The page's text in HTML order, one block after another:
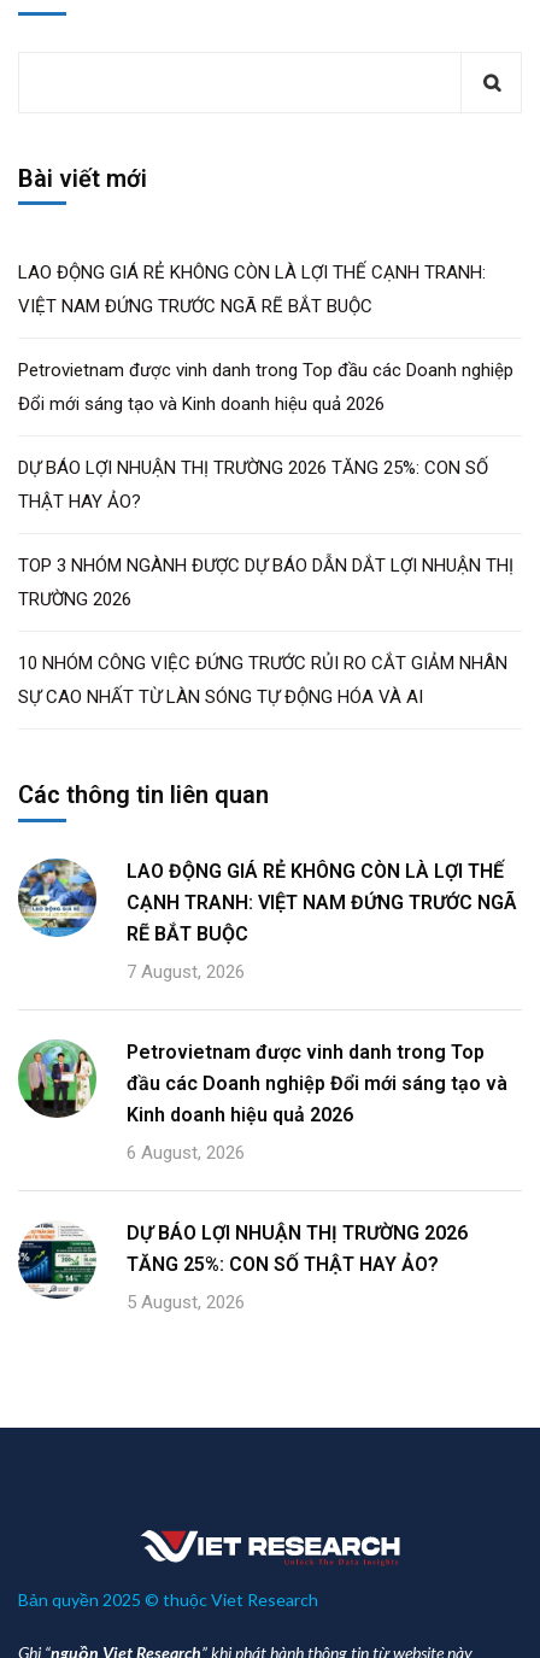
Bài viết mới
LAO ĐỘNG GIÁ RẺ KHÔNG CÒN LÀ LỢI THẾ CẠNH TRANH:
VIỆT NAM ĐỨNG TRƯỚC NGÃ RẼ BẮT BUỘC
Petrovietnam được vinh danh trong Top đầu các Doanh nghiệp
Đổi mới sáng tạo và Kinh doanh hiệu quả 2026
DỰ BÁO LỢI NHUẬN THỊ TRƯỜNG 2026 TĂNG 25%: CON SỐ
THẬT HAY ẢO?
TOP 3 NHÓM NGÀNH ĐƯỢC DỰ BÁO DẪN DẮT LỢI NHUẬN THỊ
TRƯỜNG 2026
10 NHÓM CÔNG VIỆC ĐỨNG TRƯỚC RỦI RO CẮT GIẢM NHÂN
SỰ CAO NHẤT TỪ LÀN SÓNG TỰ ĐỘNG HÓA VÀ AI
Các thông tin liên quan
LAO ĐỘNG GIÁ RẺ KHÔNG CÒN LÀ LỢI THẾ
CẠNH TRANH: VIỆT NAM ĐỨNG TRƯỚC NGÃ
RẼ BẮT BUỘC
7 August, 2026
Petrovietnam được vinh danh trong Top
đầu các Doanh nghiệp Đổi mới sáng tạo và
Kinh doanh hiệu quả 2026
6 August, 2026
DỰ BÁO LỢI NHUẬN THỊ TRƯỜNG 2026
TĂNG 25%: CON SỐ THẬT HAY ẢO?
5 August, 2026
Bản quyền 2025 © thuộc Viet Research
Ghi “nguồn Viet Research” khi phát hành thông tin từ website này